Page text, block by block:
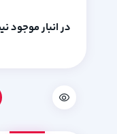
در انبار موجود